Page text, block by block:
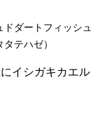
ダートフィッシュ
タテハゼ）
イシガキカエル